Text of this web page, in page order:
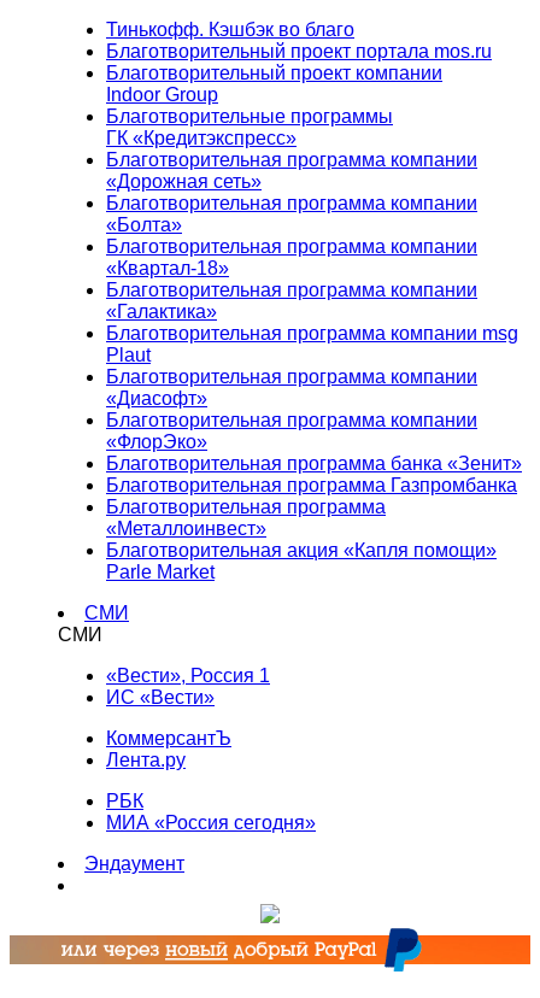
Тинькофф. Кэшбэк во благо
Благотворительный проект портала mos.ru
Благотворительный проект компании
Indoor Group
Благотворительные программы
ГК «Кредитэкспресс»
Благотворительная программа компании
«Дорожная сеть»
Благотворительная программа компании
«Болта»
Благотворительная программа компании
«Квартал-18»
Благотворительная программа компании
«Галактика»
Благотворительная программа компании msg
Plaut
Благотворительная программа компании
«Диасофт»
Благотворительная программа компании
«ФлорЭко»
Благотворительная программа банка «Зенит»
Благотворительная программа Газпромбанка
Благотворительная программа
«Металлоинвест»
Благотворительная акция «Капля помощи»
Parle Market
СМИ
СМИ
«Вести», Россия 1
ИС «Вести»
КоммерсантЪ
Лента.ру
РБК
МИА «Россия сегодня»
Эндаумент